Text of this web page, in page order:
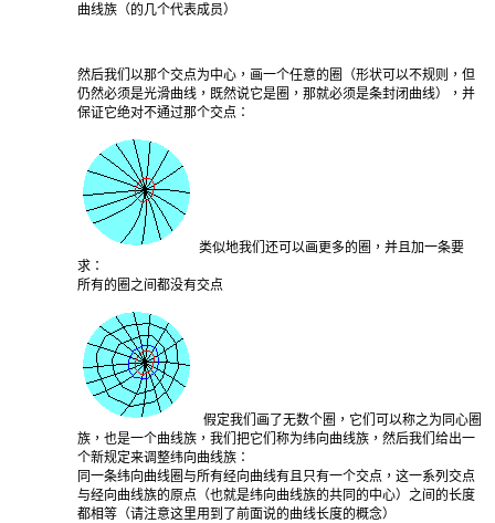
曲线族（的几个代表成员）
然后我们以那个交点为中心，画一个任意的圈（形状可以不规则，但
仍然必须是光滑曲线，既然说它是圈，那就必须是条封闭曲线），并
保证它绝对不通过那个交点：
类似地我们还可以画更多的圈，并且加一条要
求：
所有的圈之间都没有交点
假定我们画了无数个圈，它们可以称之为同心圈
族，也是一个曲线族，我们把它们称为纬向曲线族，然后我们给出一
个新规定来调整纬向曲线族：
同一条纬向曲线圈与所有经向曲线有且只有一个交点，这一系列交点
与经向曲线族的原点（也就是纬向曲线族的共同的中心）之间的长度
都相等（请注意这里用到了前面说的曲线长度的概念）